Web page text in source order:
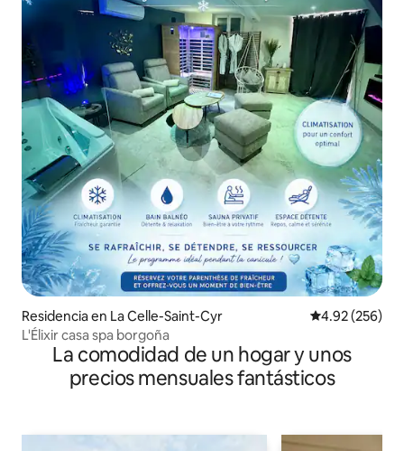
Residencia en La Celle-Saint-Cyr Calificación
4.92 (256)
L'Élixir casa spa borgoña
La comodidad de un hogar y unos
precios mensuales fantásticos